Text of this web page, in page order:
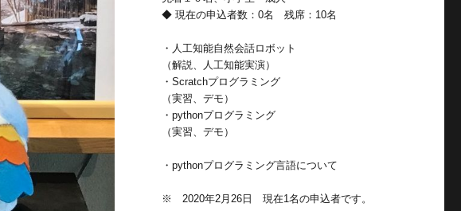
◆ 現在の申込者数：0名 残席：10名
・人工知能自然会話ロボット
（解説、人工知能実演）
・Scratchプログラミング
（実習、デモ）
・pythonプログラミング
（実習、デモ）
・pythonプログラミング言語について
※ 2020年2月26日 現在1名の申込者です。